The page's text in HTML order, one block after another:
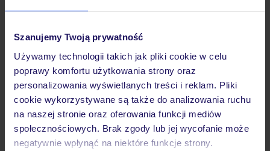
Szanujemy Twoją prywatność
Używamy technologii takich jak pliki cookie w celu
poprawy komfortu użytkowania strony oraz
personalizowania wyświetlanych treści i reklam. Pliki
cookie wykorzystywane są także do analizowania ruchu
na naszej stronie oraz oferowania funkcji mediów
społecznościowych. Brak zgody lub jej wycofanie może
negatywnie wpłynąć na niektóre funkcje strony.
Hotel
Opinie